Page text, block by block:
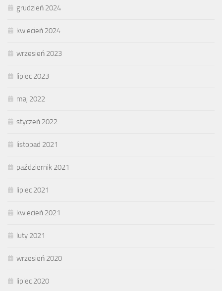
grudzień 2024
kwiecień 2024
wrzesień 2023
lipiec 2023
maj 2022
styczeń 2022
listopad 2021
październik 2021
lipiec 2021
kwiecień 2021
luty 2021
wrzesień 2020
lipiec 2020